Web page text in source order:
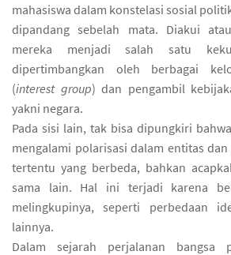
mahasiswa dalam konstelasi sosial
dipandang sebelah mata. Diakui
mereka menjadi salah satu
dipertimbangkan oleh berbagai
(interest group) dan pengambil
yakni negara.
Pada sisi lain, tak bisa dipungkiri
mengalami polarisasi dalam entitas
tertentu yang berbeda, bahkan
sama lain. Hal ini terjadi karena
melingkupinya, seperti perbedaan
lainnya.
Dalam sejarah perjalanan bangsa